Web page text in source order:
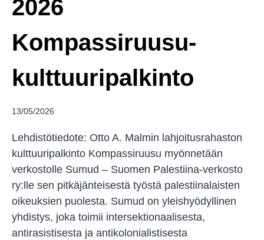
2026
Kompassiruusu-
kulttuuripalkinto
13/05/2026
Lehdistötiedote: Otto A. Malmin lahjoitusrahaston
kulttuuripalkinto Kompassiruusu myönnetään
verkostolle Sumud – Suomen Palestiina-verkosto
ry:lle sen pitkäjänteisestä työstä palestiinalaisten
oikeuksien puolesta. Sumud on yleishyödyllinen
yhdistys, joka toimii intersektionaalisesta,
antirasistisesta ja antikolonialistisesta